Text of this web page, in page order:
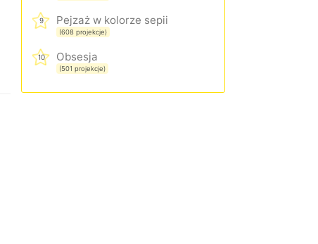
9 Pejzaż w kolorze sepii
(608 projekcje)
10 Obsesja
(501 projekcje)